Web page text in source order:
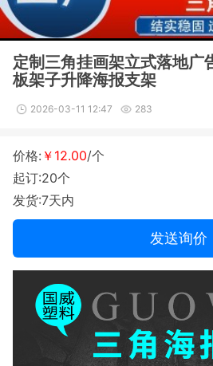
定制三角挂画架立式落地广
板架子升降海报支架
2026-03-11 12:47 283
价格: ￥12.00/个
起订:20个
发货:7天内
发送询价